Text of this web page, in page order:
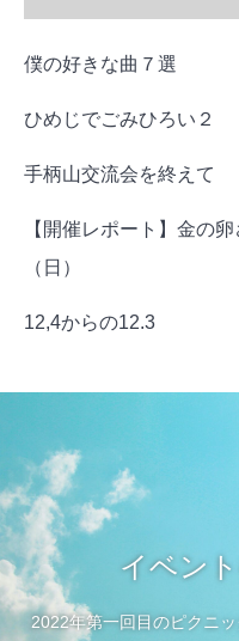
僕の好きな曲７選
ひめじでごみひろい２
手柄山交流会を終えて
【開催レポート】金の
（日）
12,4からの12.3
イベン
2022年第一回目のピクニ